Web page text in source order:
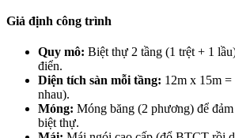
Giả định công trình
Quy mô: Biệt thự 2 tầng (1 trệt + 1
điển.
Diện tích sàn mỗi tầng: 12m x 15m =
nhau).
Móng: Móng băng (2 phương) để
biệt thự.